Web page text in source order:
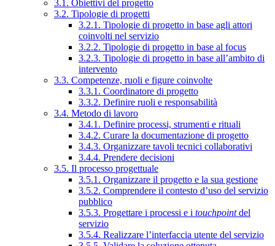
3.1. Obiettivi del progetto
3.2. Tipologie di progetti
3.2.1. Tipologie di progetto in base agli attori
coinvolti nel servizio
3.2.2. Tipologie di progetto in base al focus
3.2.3. Tipologie di progetto in base all’ambito di
intervento
3.3. Competenze, ruoli e figure coinvolte
3.3.1. Coordinatore di progetto
3.3.2. Definire ruoli e responsabilità
3.4. Metodo di lavoro
3.4.1. Definire processi, strumenti e rituali
3.4.2. Curare la documentazione di progetto
3.4.3. Organizzare tavoli tecnici collaborativi
3.4.4. Prendere decisioni
3.5. Il processo progettuale
3.5.1. Organizzare il progetto e la sua gestione
3.5.2. Comprendere il contesto d’uso del servizio
pubblico
3.5.3. Progettare i processi e i touchpointdel
servizio
3.5.4. Realizzare l’interfaccia utente del servizio